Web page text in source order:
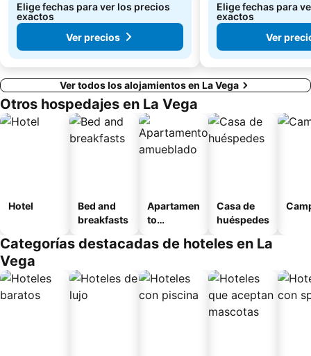
Elige fechas para ver los precios
exactos
Ver precios
Elige fechas para
exactos
Ver
Ver todos los alojamientos en La Vega
Otros hospedajes en La Vega
Hotel
Bed and
breakfasts
Apartamen
to
o
Casa de
huéspedes
Categorías destacadas de hoteles en La
Vega